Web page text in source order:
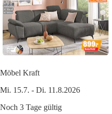
Möbel Kraft
Mi. 15.7. - Di. 11.8.2026
Noch 3 Tage gültig